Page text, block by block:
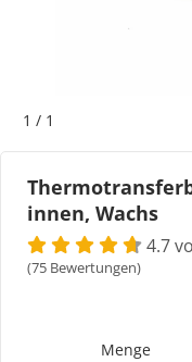
1 / 1
innen, Wachs
4.7
(75 Bewertungen)
Menge
Etikettenspender
Etiketten auf Rolle
Thermoetiketten